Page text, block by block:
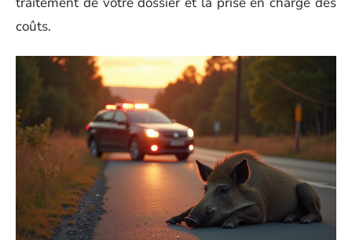
coûts.